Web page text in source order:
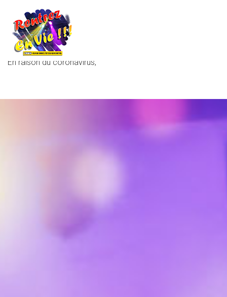
L’association RENTREZ EN VIE reste malgré tout à votre
disposition pour vous épauler dans vos fêtes locales ou
autres événements festifs, dans le strict respect des
mesures barrières.
En raison du coronavirus,